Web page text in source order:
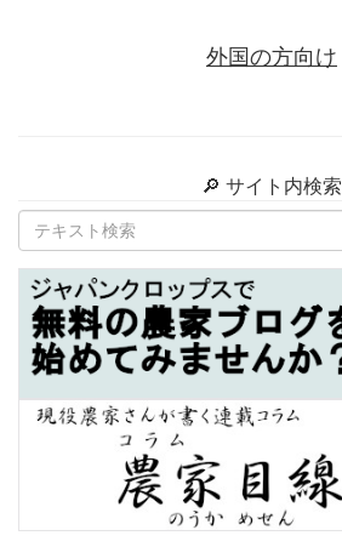
外国の方向け
🔎 サイト内検索